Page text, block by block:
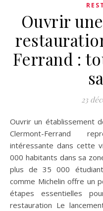
Ouvrir
Ferrand :
23
Ouvrir un établissement de restauration sous franchise à
Clermont-Ferrand
intéressante dans cette
000 habitants dans sa
plus de 35 000
comme Michelin offre un
étapes essentielles
restauration Le